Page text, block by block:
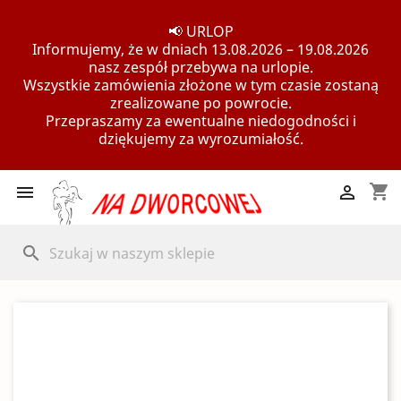
📢 URLOP
Informujemy, że w dniach 13.08.2026 – 19.08.2026
nasz zespół przebywa na urlopie.
Wszystkie zamówienia złożone w tym czasie zostaną
zrealizowane po powrocie.
Przepraszamy za ewentualne niedogodności i
dziękujemy za wyrozumiałość.
 shopping_cart

search